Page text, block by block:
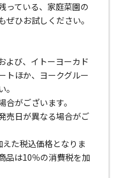
っている、家庭菜園の
ひお試しください。
び、イトーヨーカド
トほか、ヨークグルー
がございます。
売日が異なる場合がご
た税込価格となりま
品は10％の消費税を加